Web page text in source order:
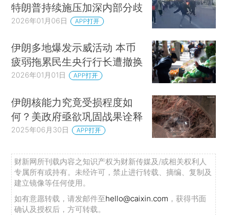
特朗普持续施压加深内部分歧
2026年01月06日 APP打开
伊朗多地爆发示威活动 本币
疲弱拖累民生央行行长遭撤换
2026年01月01日 APP打开
伊朗核能力究竟受损程度如
何？美政府亟欲巩固战果诠释
2025年06月30日 APP打开
财新网所刊载内容之知识产权为财新传媒及/或相关权利人
专属所有或持有。未经许可，禁止进行转载、摘编、复制及
建立镜像等任何使用。
如有意愿转载，请发邮件至hello@caixin.com ，获得书面
确认及授权后，方可转载。